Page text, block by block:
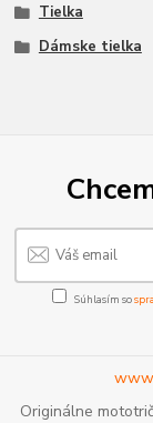
Tielka
Dámske tielka
Súhlasím so
Originálne